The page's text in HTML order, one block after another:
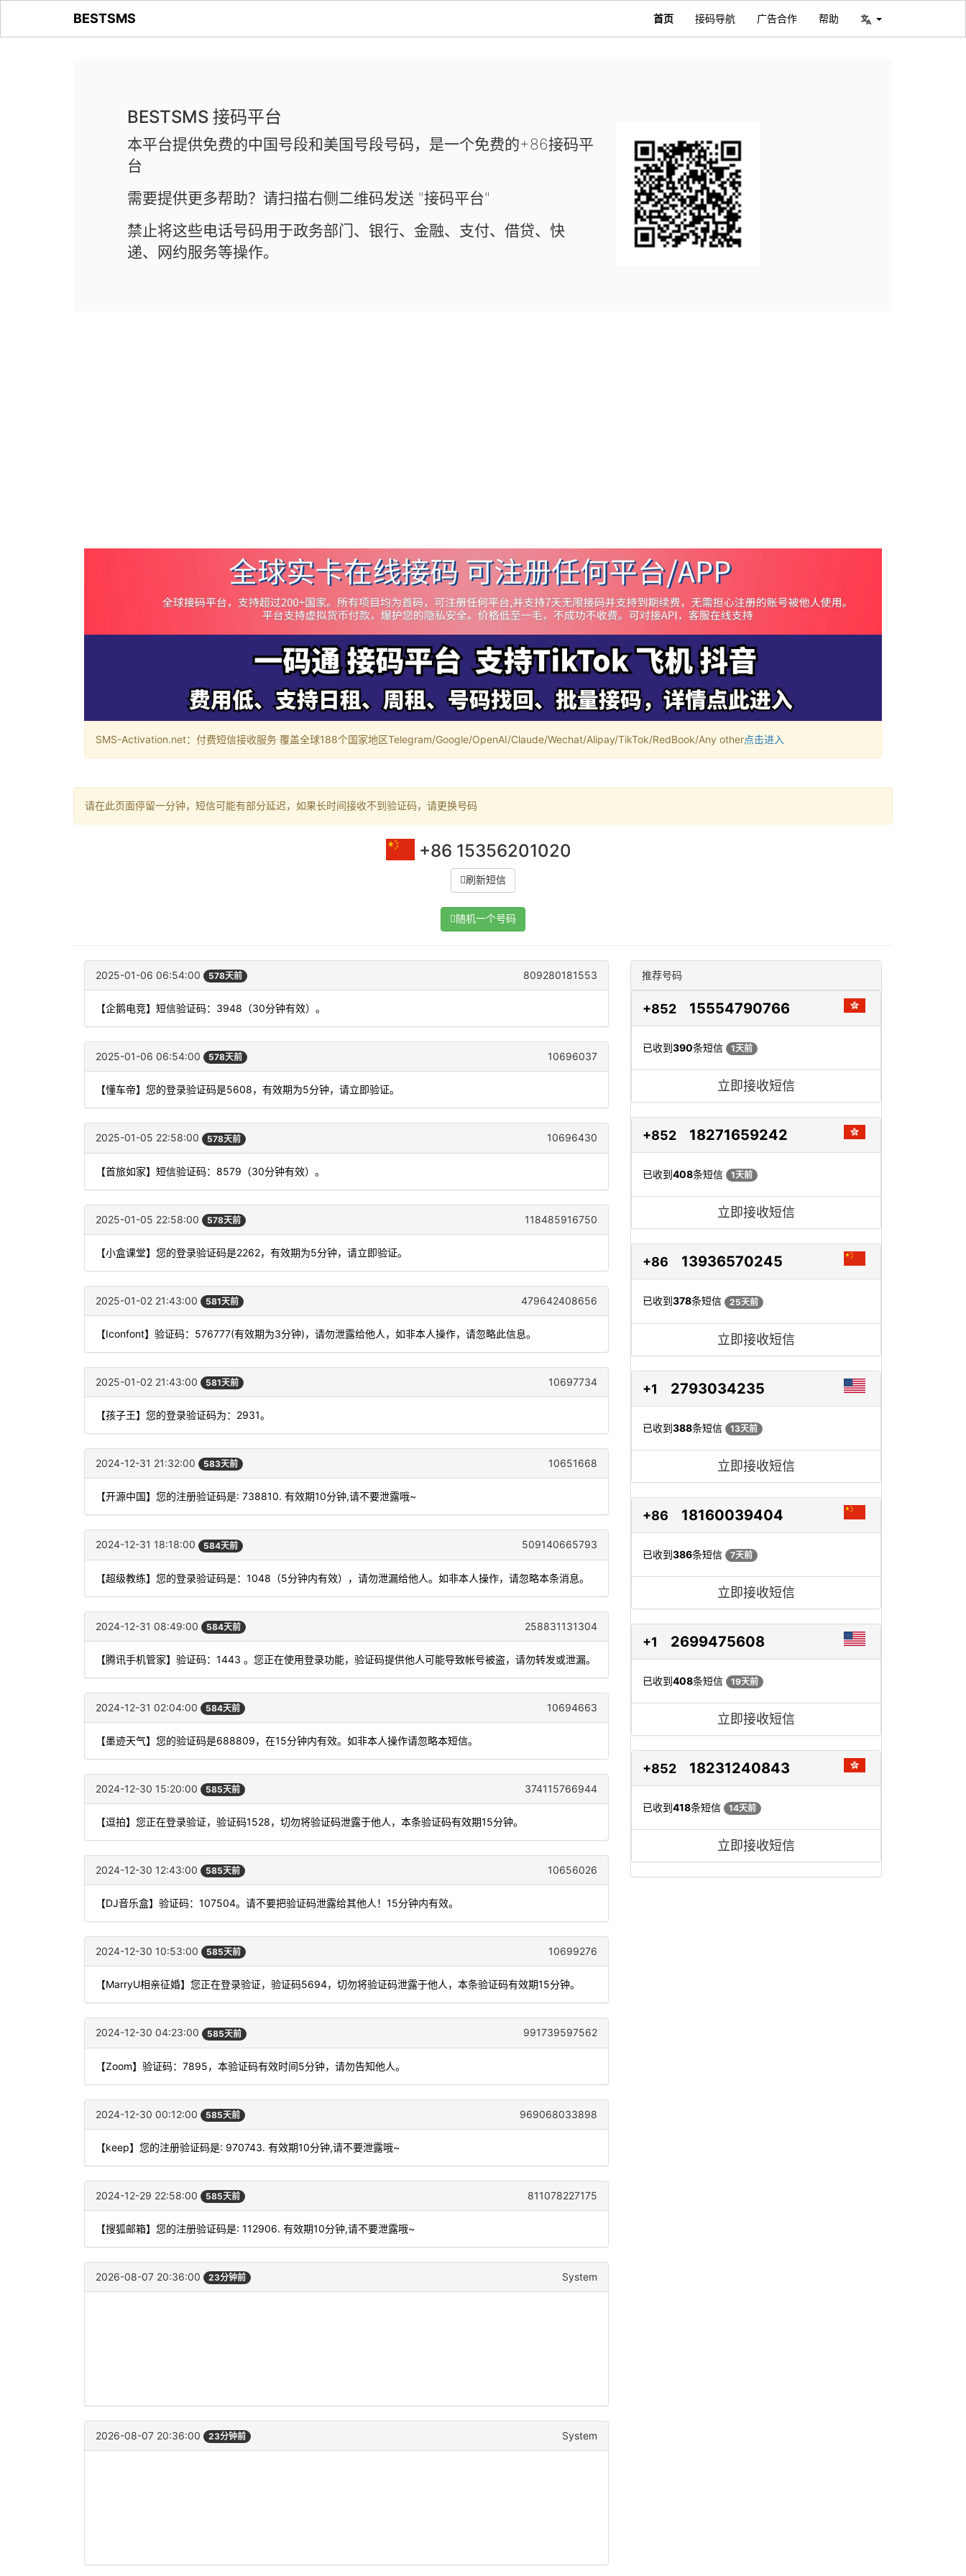
BESTSMS 首页 接码导航 广告合作 帮助
BESTSMS 接码平台
本平台提供免费的中国号段和美国号段号码，是一个免费的+86接码平
台
需要提供更多帮助？请扫描右侧二维码发送 "接码平台"
禁止将这些电话号码用于政务部门、银行、金融、支付、借贷、快
递、网约服务等操作。
SMS-Activation.net：付费短信接收服务 覆盖全球188个国家地区Telegram/Google/OpenAI/Claude/Wechat/Alipay/TikTok/RedBook/Any other点击进入
请在此页面停留一分钟，短信可能有部分延迟，如果长时间接收不到验证码，请更换号码
+86 15356201020
刷新短信
随机一个号码
2025-01-06 06:54:00 578天前 809280181553
【企鹅电竞】短信验证码：3948（30分钟有效）。
2025-01-06 06:54:00 578天前 10696037
【懂车帝】您的登录验证码是5608，有效期为5分钟，请立即验证。
2025-01-05 22:58:00 578天前 10696430
【首旅如家】短信验证码：8579（30分钟有效）。
2025-01-05 22:58:00 578天前 118485916750
【小盒课堂】您的登录验证码是2262，有效期为5分钟，请立即验证。
2025-01-02 21:43:00 581天前 479642408656
【Iconfont】验证码：576777(有效期为3分钟)，请勿泄露给他人，如非本人操作，请忽略此信息。
2025-01-02 21:43:00 581天前 10697734
【孩子王】您的登录验证码为：2931。
2024-12-31 21:32:00 583天前 10651668
【开源中国】您的注册验证码是: 738810. 有效期10分钟,请不要泄露哦~
2024-12-31 18:18:00 584天前 509140665793
【超级教练】您的登录验证码是：1048（5分钟内有效），请勿泄漏给他人。如非本人操作，请忽略本条消息。
2024-12-31 08:49:00 584天前 258831131304
【腾讯手机管家】验证码：1443 。您正在使用登录功能，验证码提供他人可能导致帐号被盗，请勿转发或泄漏。
2024-12-31 02:04:00 584天前 10694663
【墨迹天气】您的验证码是688809，在15分钟内有效。如非本人操作请忽略本短信。
2024-12-30 15:20:00 585天前 374115766944
【逗拍】您正在登录验证，验证码1528，切勿将验证码泄露于他人，本条验证码有效期15分钟。
2024-12-30 12:43:00 585天前 10656026
【DJ音乐盒】验证码：107504。请不要把验证码泄露给其他人！15分钟内有效。
2024-12-30 10:53:00 585天前 10699276
【MarryU相亲征婚】您正在登录验证，验证码5694，切勿将验证码泄露于他人，本条验证码有效期15分钟。
2024-12-30 04:23:00 585天前 991739597562
【Zoom】验证码：7895，本验证码有效时间5分钟，请勿告知他人。
2024-12-30 00:12:00 585天前 969068033898
【keep】您的注册验证码是: 970743. 有效期10分钟,请不要泄露哦~
2024-12-29 22:58:00 585天前 811078227175
【搜狐邮箱】您的注册验证码是: 112906. 有效期10分钟,请不要泄露哦~
2026-08-07 20:36:00 23分钟前 System
2026-08-07 20:36:00 23分钟前 System
推荐号码
+852 15554790766
已收到390条短信 1天前
立即接收短信
+852 18271659242
已收到408条短信 1天前
立即接收短信
+86 13936570245
已收到378条短信 25天前
立即接收短信
+1 2793034235
已收到388条短信 13天前
立即接收短信
+86 18160039404
已收到386条短信 7天前
立即接收短信
+1 2699475608
已收到408条短信 19天前
立即接收短信
+852 18231240843
已收到418条短信 14天前
立即接收短信